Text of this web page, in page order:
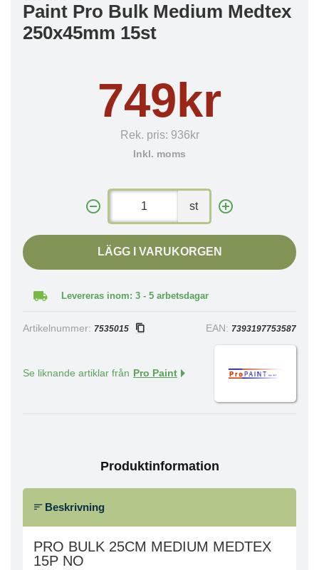
Paint Pro Bulk Medium Medtex
250x45mm 15st
749kr
Rek. pris: 936kr
Inkl. moms
st
LÄGG I VARUKORGEN
Levereras inom: 3 - 5 arbetsdagar
Artikelnummer: 7535015 EAN: 7393197753587
Se liknande artiklar från Pro Paint
Produktinformation
Beskrivning
PRO BULK 25CM MEDIUM MEDTEX
15P NO